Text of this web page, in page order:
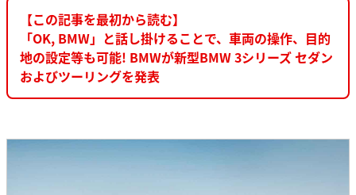
【この記事を最初から読む】
「OK, BMW」と話し掛けることで、車両の操作、目的
地の設定等も可能! BMWが新型BMW 3シリーズ セダン
およびツーリングを発表